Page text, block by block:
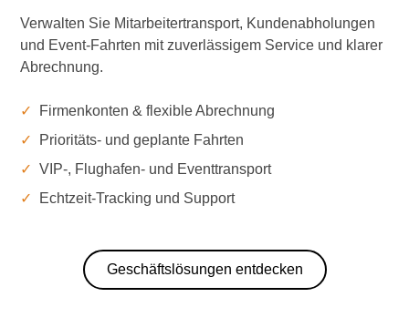
Verwalten Sie Mitarbeitertransport, Kundenabholungen
und Event-Fahrten mit zuverlässigem Service und klarer
Abrechnung.
✓
Firmenkonten & flexible Abrechnung
✓
Prioritäts- und geplante Fahrten
✓
VIP-, Flughafen- und Eventtransport
✓
Echtzeit-Tracking und Support
Geschäftslösungen entdecken